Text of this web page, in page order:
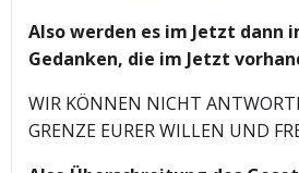
Also werden es im Jetzt dann
Gedanken, die im Jetzt
WIR KÖNNEN NICHT
GRENZE EURER WILLEN UND